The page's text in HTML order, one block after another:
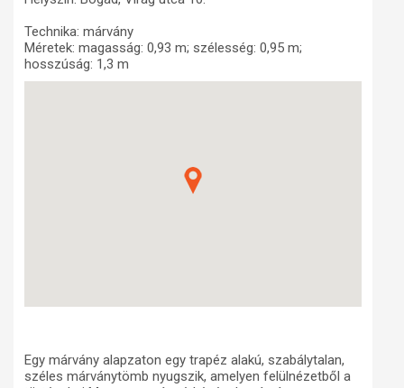
Technika: márvány
Méretek: magasság: 0,93 m; szélesség: 0,95 m;
hosszúság: 1,3 m
Egy márvány alapzaton egy trapéz alakú, szabálytalan,
széles márványtömb nyugszik, amelyen felülnézetből a